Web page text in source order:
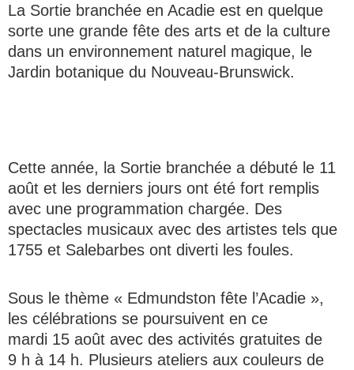
La Sortie branchée en Acadie est en quelque
sorte une grande fête des arts et de la culture
dans un environnement naturel magique, le
Jardin botanique du Nouveau-Brunswick.
Cette année, la Sortie branchée a débuté le 11
août et les derniers jours ont été fort remplis
avec une programmation chargée. Des
spectacles musicaux avec des artistes tels que
1755 et Salebarbes ont diverti les foules.
Sous le thème « Edmundston fête l’Acadie »,
les célébrations se poursuivent en ce
mardi 15 août avec des activités gratuites de
9 h à 14 h. Plusieurs ateliers aux couleurs de